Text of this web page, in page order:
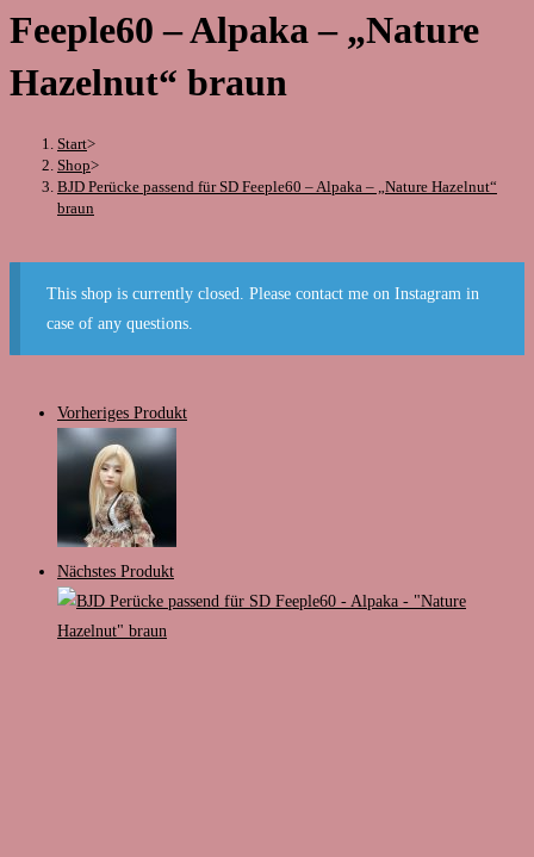
Feeple60 – Alpaka – „Nature
Hazelnut“ braun
Start>
Shop>
BJD Perücke passend für SD Feeple60 – Alpaka – „Nature Hazelnut“
braun
This shop is currently closed. Please contact me on Instagram in
case of any questions.
Vorheriges Produkt
Nächstes Produkt